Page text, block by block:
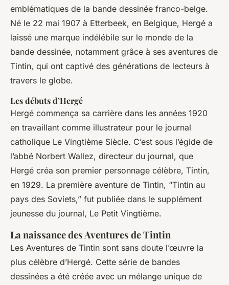
emblématiques de la bande dessinée franco-belge.
Né le 22 mai 1907 à Etterbeek, en Belgique, Hergé a
laissé une marque indélébile sur le monde de la
bande dessinée, notamment grâce à ses aventures de
Tintin, qui ont captivé des générations de lecteurs à
travers le globe.
Les débuts d’Hergé
Hergé commença sa carrière dans les années 1920
en travaillant comme illustrateur pour le journal
catholique Le Vingtième Siècle. C’est sous l’égide de
l’abbé Norbert Wallez, directeur du journal, que
Hergé créa son premier personnage célèbre, Tintin,
en 1929. La première aventure de Tintin, “Tintin au
pays des Soviets,” fut publiée dans le supplément
jeunesse du journal, Le Petit Vingtième.
La naissance des Aventures de Tintin
Les Aventures de Tintin sont sans doute l’œuvre la
plus célèbre d’Hergé. Cette série de bandes
dessinées a été créée avec un mélange unique de